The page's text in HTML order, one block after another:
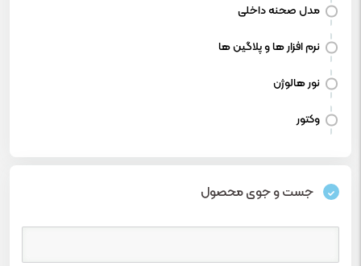
مدل صحنه داخلی
نرم افزار ها و پلاگین ها
نور هالوژن
وکتور
جست و جوی محصول